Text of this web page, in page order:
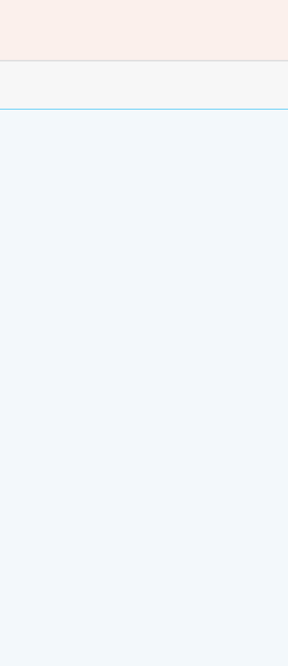
הדרכה וסיוע בהפקת מידע עבור משטרת
אמינות ודיסקרטיות.
יכולת לימוד עצמאית וקליטה מהירה.